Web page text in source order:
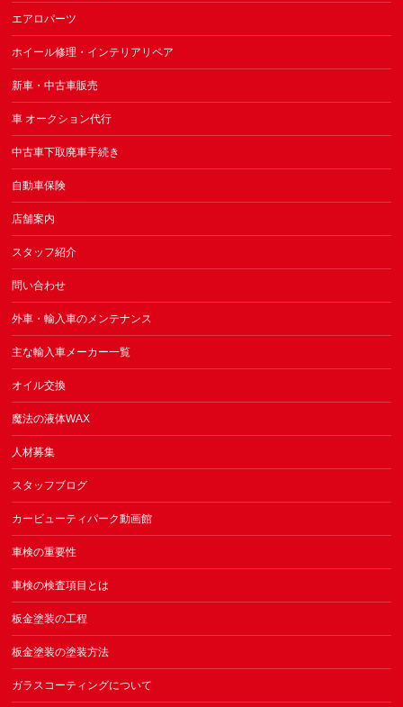
エアロパーツ
ホイール修理・インテリアリペア
新車・中古車販売
車 オークション代行
中古車下取廃車手続き
自動車保険
店舗案内
スタッフ紹介
問い合わせ
外車・輸入車のメンテナンス
主な輸入車メーカー一覧
オイル交換
魔法の液体WAX
人材募集
スタッフブログ
カービューティパーク動画館
車検の重要性
車検の検査項目とは
板金塗装の工程
板金塗装の塗装方法
ガラスコーティングについて